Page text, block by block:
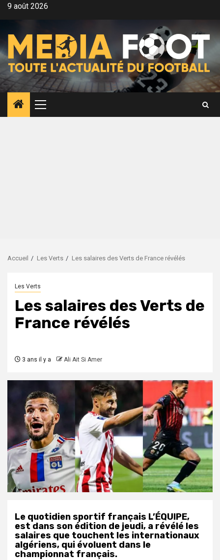
Aller9 août 2026
Menu
principal
Accueil Les Verts Les salaires des Verts de France révélés
Les Verts
Les salaires des Verts de
France révélés
3 ans il y a Ali Ait Si Amer
Le quotidien sportif français L’ÉQUIPE,
est dans son édition de jeudi, a révélé les
salaires que touchent les internationaux
algériens, qui évoluent dans le
championnat français.